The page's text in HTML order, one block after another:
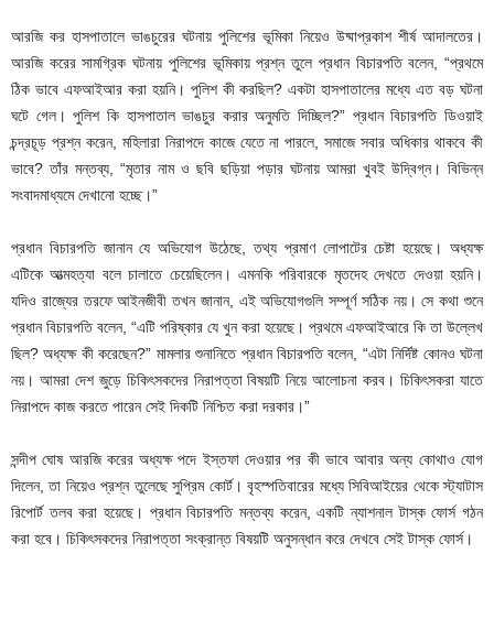
আরজি কর হাসপাতালে ভাঙচুরের ঘটনায় পুলিশের ভূমিকা নিয়েও উষ্মাপ্রকাশ শীর্ষ আদালতের।
আরজি করের সামগ্রিক ঘটনায় পুলিশের ভূমিকায় প্রশ্ন তুলে প্রধান বিচারপতি বলেন, “প্রথমে
ঠিক ভাবে এফআইআর করা হয়নি। পুলিশ কী করছিল? একটা হাসপাতালের মধ্যে এত বড় ঘটনা
ঘটে গেল। পুলিশ কি হাসপাতাল ভাঙচুর করার অনুমতি দিচ্ছিল?” প্রধান বিচারপতি ডিওয়াই
চন্দ্রচূড় প্রশ্ন করেন, মহিলারা নিরাপদে কাজে যেতে না পারলে, সমাজে সবার অধিকার থাকবে কী
ভাবে? তাঁর মন্তব্য, “মৃতার নাম ও ছবি ছড়িয়া পড়ার ঘটনায় আমরা খুবই উদ্বিগ্ন। বিভিন্ন
সংবাদমাধ্যমে দেখানো হচ্ছে।”
প্রধান বিচারপতি জানান যে অভিযোগ উঠেছে, তথ্য প্রমাণ লোপাটের চেষ্টা হয়েছে। অধ্যক্ষ
এটিকে আত্মহত্যা বলে চালাতে চেয়েছিলেন। এমনকি পরিবারকে মৃতদেহ দেখতে দেওয়া হয়নি।
যদিও রাজ্যের তরফে আইনজীবী তখন জানান, এই অভিযোগগুলি সম্পূর্ণ সঠিক নয়। সে কথা শুনে
প্রধান বিচারপতি বলেন, “এটি পরিষ্কার যে খুন করা হয়েছে। প্রথমে এফআইআরে কি তা উল্লেখ
ছিল? অধ্যক্ষ কী করেছেন?” মামলার শুনানিতে প্রধান বিচারপতি বলেন, “এটা নির্দিষ্ট কোনও ঘটনা
নয়। আমরা দেশ জুড়ে চিকিৎসকদের নিরাপত্তা বিষয়টি নিয়ে আলোচনা করব। চিকিৎসকরা যাতে
নিরাপদে কাজ করতে পারেন সেই দিকটি নিশ্চিত করা দরকার।”
সন্দীপ ঘোষ আরজি করের অধ্যক্ষ পদে ইস্তফা দেওয়ার পর কী ভাবে আবার অন্য কোথাও যোগ
দিলেন, তা নিয়েও প্রশ্ন তুলেছে সুপ্রিম কোর্ট। বৃহস্পতিবারের মধ্যে সিবিআইয়ের থেকে স্ট্যাটাস
রিপোর্ট তলব করা হয়েছে। প্রধান বিচারপতি মন্তব্য করেন, একটি ন্যাশনাল টাস্ক ফোর্স গঠন
করা হবে। চিকিৎসকদের নিরাপত্তা সংক্রান্ত বিষয়টি অনুসন্ধান করে দেখবে সেই টাস্ক ফোর্স।